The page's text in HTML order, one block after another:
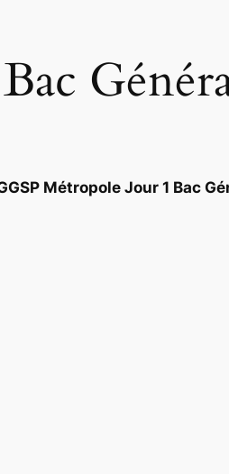
Métropole Jour 1 Bac